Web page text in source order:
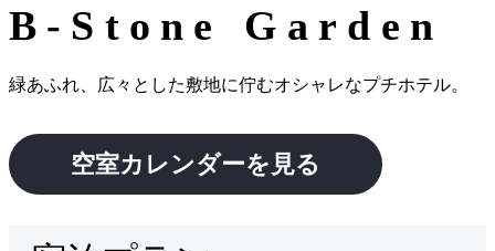
B-Stone Garden
緑あふれ、広々とした敷地に佇むオシャレなプチホテル。
空室カレンダーを見る